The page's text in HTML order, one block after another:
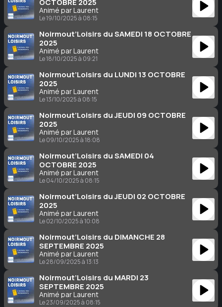
OCTOBRE 2025
Animé par Laurent
Le 19/10/2025 à 08:15
Noirmout’Loisirs du SAMEDI 18 OCTOBRE
2025
Animé par Laurent
Le 18/10/2025 à 09:21
Noirmout’Loisirs du LUNDI 13 OCTOBRE
2025
Animé par Laurent
Le 13/10/2025 à 08:15
Noirmout’Loisirs du JEUDI 09 OCTOBRE
2025
Animé par Laurent
Le 09/10/2025 à 18:08
Noirmout’Loisirs du SAMEDI 04
OCTOBRE 2025
Animé par Laurent
Le 04/10/2025 à 08:15
Noirmout’Loisirs du JEUDI 02 OCTOBRE
2025
Animé par Laurent
Le 02/10/2025 à 10:08
Noirmout’Loisirs du DIMANCHE 28
SEPTEMBRE 2025
Animé par Laurent
Le 28/09/2025 à 13:13
Noirmout’Loisirs du MARDI 23
SEPTEMBRE 2025
Animé par Laurent
Le 23/09/2025 à 08:15